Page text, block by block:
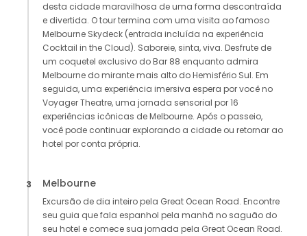
desta cidade maravilhosa de uma forma descontraída
e divertida. O tour termina com uma visita ao famoso
Melbourne Skydeck (entrada incluída na experiência
Cocktail in the Cloud). Saboreie, sinta, viva. Desfrute de
um coquetel exclusivo do Bar 88 enquanto admira
Melbourne do mirante mais alto do Hemisfério Sul. Em
seguida, uma experiência imersiva espera por você no
Voyager Theatre, uma jornada sensorial por 16
experiências icônicas de Melbourne. Após o passeio,
você pode continuar explorando a cidade ou retornar ao
hotel por conta própria.
3 Melbourne
Excursão de dia inteiro pela Great Ocean Road. Encontre
seu guia que fala espanhol pela manhã no saguão do
seu hotel e comece sua jornada pela Great Ocean Road.